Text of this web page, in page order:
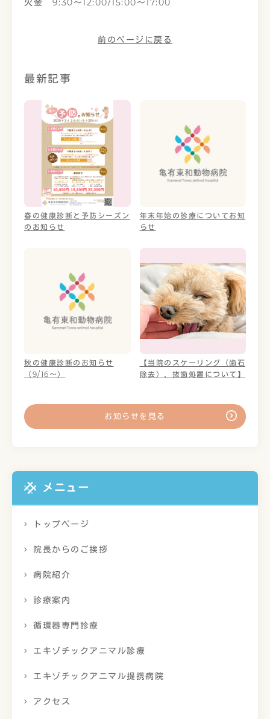
火金 9:30〜12:00/15:00〜17:00
前のページに戻る
最新記事
春の健康診断と予防シーズン
のお知らせ
年末年始の診療についてお知
らせ
秋の健康診断のお知らせ
（9/16～）
【当院のスケーリング（歯石
除去）、抜歯処置について】
お知らせを見る
メニュー
トップページ
院長からのご挨拶
病院紹介
診療案内
循環器専門診療
エキゾチックアニマル診療
エキゾチックアニマル提携病院
アクセス